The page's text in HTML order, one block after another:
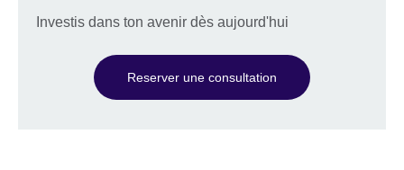
Investis dans ton avenir dès aujourd'hui
Reserver une consultation